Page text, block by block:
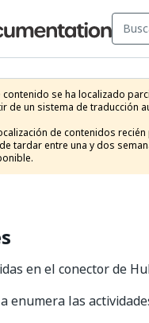
contenido se ha localizado
de un sistema de traducción
de contenidos
tardar entre una y dos
en el conector de
enumera las